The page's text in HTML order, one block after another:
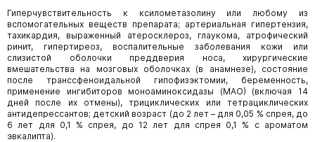
Гиперчувствительность к ксилометазолину или любому из
вспомогательных веществ препарата; артериальная гипертензия,
тахикардия, выраженный атеросклероз, глаукома, атрофический
ринит, гипертиреоз, воспалительные заболевания кожи или
слизистой оболочки преддверия носа, хирургические
вмешательства на мозговых оболочках (в анамнезе), состояние
после транссфеноидальной гипофизэктомии, беременность,
применение ингибиторов моноаминоксидазы (МАО) (включая 14
дней после их отмены), трициклических или тетрациклических
антидепрессантов; детский возраст (до 2 лет – для 0,05 % спрея, до
6 лет для 0,1 % спрея, до 12 лет для спрея 0,1 % с ароматом
эвкалипта).